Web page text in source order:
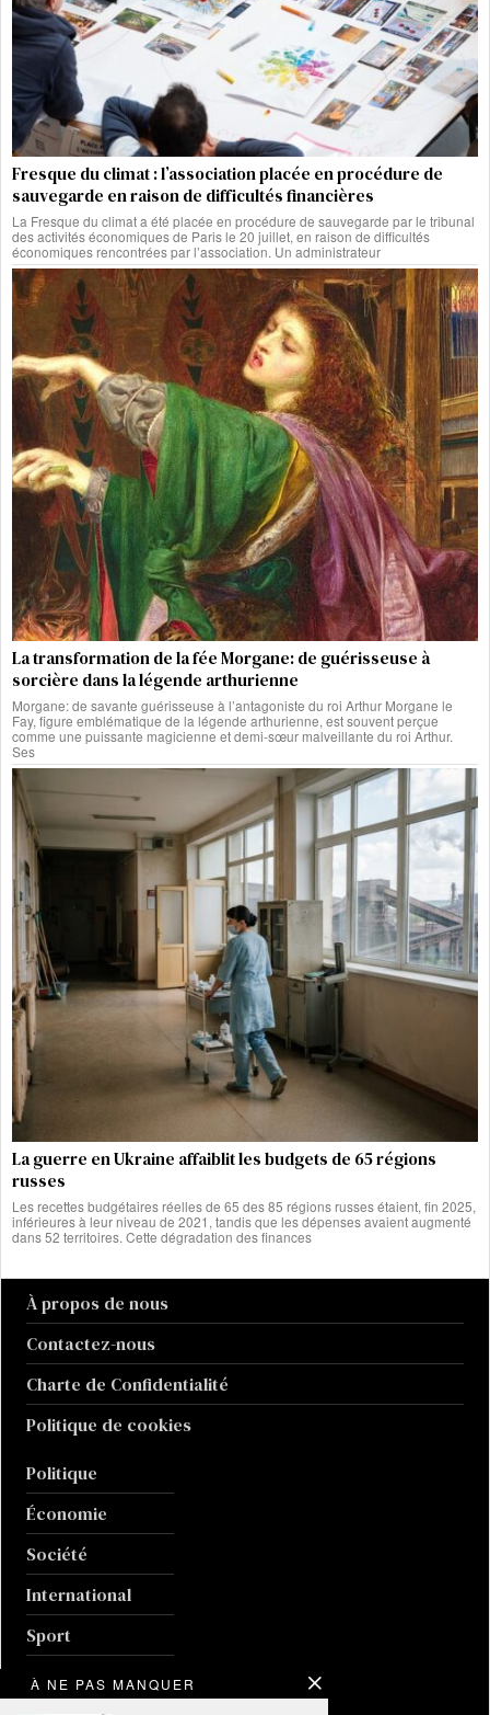
Fresque du climat : l’association placée en procédure de
sauvegarde en raison de difficultés financières
La Fresque du climat a été placée en procédure de sauvegarde par le tribunal
des activités économiques de Paris le 20 juillet, en raison de difficultés
économiques rencontrées par l’association. Un administrateur
La transformation de la fée Morgane: de guérisseuse à
sorcière dans la légende arthurienne
Morgane: de savante guérisseuse à l’antagoniste du roi Arthur Morgane le
Fay, figure emblématique de la légende arthurienne, est souvent perçue
comme une puissante magicienne et demi-sœur malveillante du roi Arthur.
Ses
La guerre en Ukraine affaiblit les budgets de 65 régions
russes
Les recettes budgétaires réelles de 65 des 85 régions russes étaient, fin 2025,
inférieures à leur niveau de 2021, tandis que les dépenses avaient augmenté
dans 52 territoires. Cette dégradation des finances
À propos de nous
Contactez-nous
Charte de Confidentialité
Politique de cookies
Politique
Économie
Société
International
Sport
Culture
À NE PAS MANQUER